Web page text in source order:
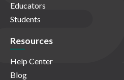
Educators
Students
Resources
Help Center
Blog